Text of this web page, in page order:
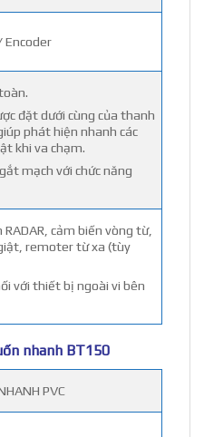
Encoder
đặt dưới cùng của thanh
phát hiện nhanh các
khi va chạm.
mạch với chức năng
cảm biến vòng từ,
remoter từ xa (tùy
với thiết bị ngoài vi bên
nhanh BT150
PVC